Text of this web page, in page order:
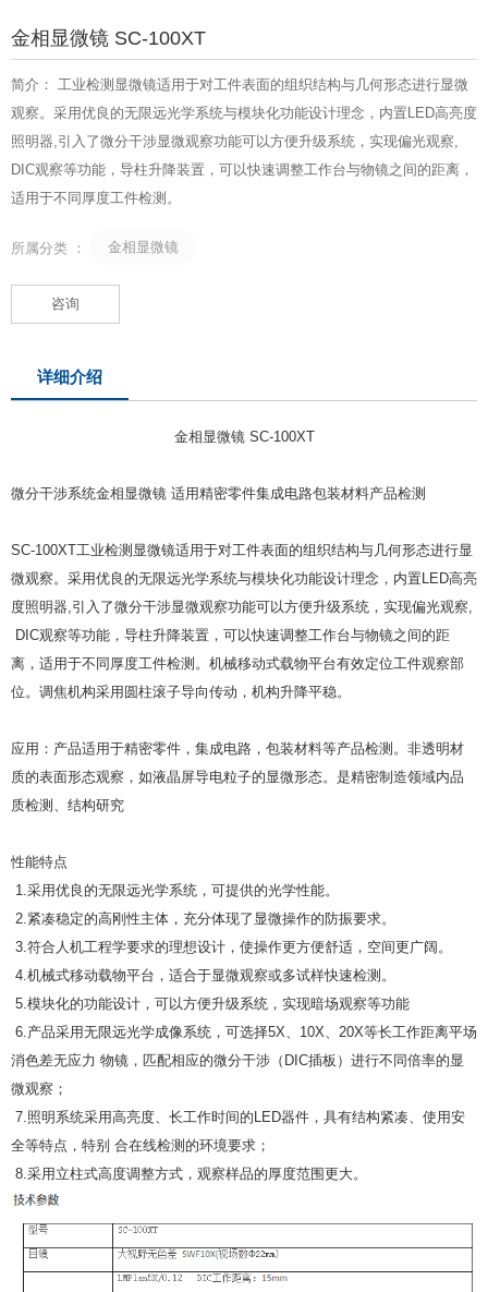
金相显微镜 SC-100XT
简介： 工业检测显微镜适用于对工件表面的组织结构与几何形态进行显微
观察。采用优良的无限远光学系统与模块化功能设计理念，内置LED高亮度
照明器,引入了微分干涉显微观察功能可以方便升级系统，实现偏光观察,
DIC观察等功能，导柱升降装置，可以快速调整工作台与物镜之间的距离，
适用于不同厚度工件检测。
所属分类 ： 金相显微镜
咨询
详细介绍
金相显微镜 SC-100XT
微分干涉系统金相显微镜 适用精密零件集成电路包装材料产品检测
SC-100XT工业检测显微镜适用于对工件表面的组织结构与几何形态进行显
微观察。采用优良的无限远光学系统与模块化功能设计理念，内置LED高亮
度照明器,引入了微分干涉显微观察功能可以方便升级系统，实现偏光观察,
DIC观察等功能，导柱升降装置，可以快速调整工作台与物镜之间的距
离，适用于不同厚度工件检测。机械移动式载物平台有效定位工件观察部
位。调焦机构采用圆柱滚子导向传动，机构升降平稳。
应用：产品适用于精密零件，集成电路，包装材料等产品检测。非透明材
质的表面形态观察，如液晶屏导电粒子的显微形态。是精密制造领域内品
质检测、结构研究
性能特点
1.采用优良的无限远光学系统，可提供的光学性能。
2.紧凑稳定的高刚性主体，充分体现了显微操作的防振要求。
3.符合人机工程学要求的理想设计，使操作更方便舒适，空间更广阔。
4.机械式移动载物平台，适合于显微观察或多试样快速检测。
5.模块化的功能设计，可以方便升级系统，实现暗场观察等功能
6.产品采用无限远光学成像系统，可选择5X、10X、20X等长工作距离平场
消色差无应力 物镜，匹配相应的微分干涉（DIC插板）进行不同倍率的显
微观察；
7.照明系统采用高亮度、长工作时间的LED器件，具有结构紧凑、使用安
全等特点，特别 合在线检测的环境要求；
8.采用立柱式高度调整方式，观察样品的厚度范围更大。